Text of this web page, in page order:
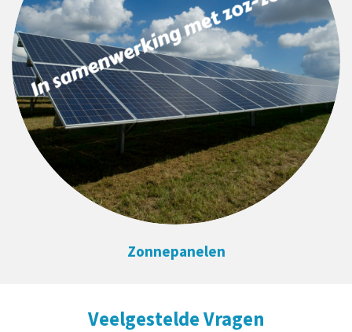
Zonnepanelen
Veelgestelde Vragen